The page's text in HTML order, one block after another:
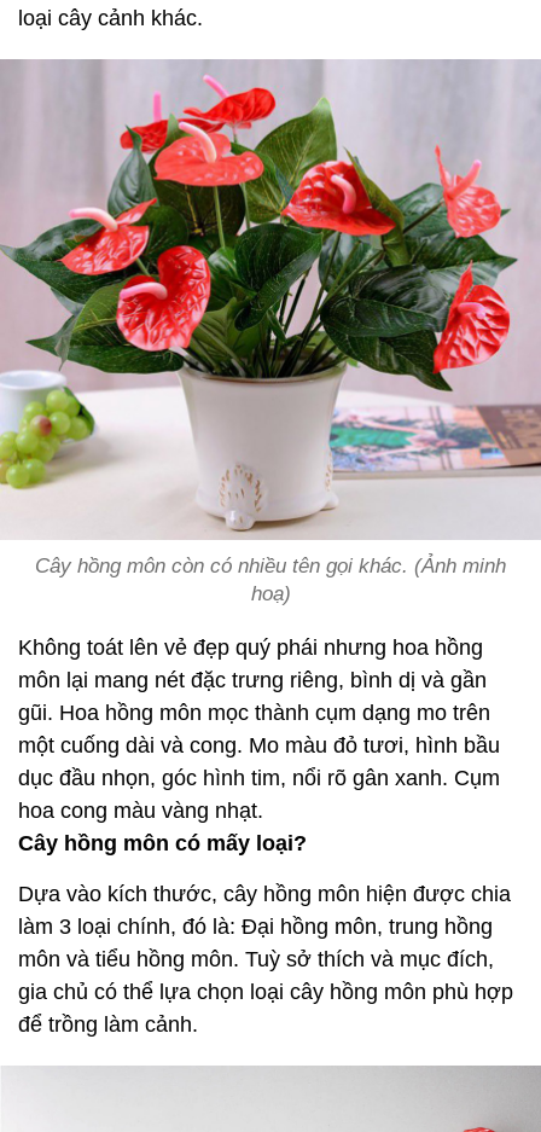
loại cây cảnh khác.
Cây hồng môn còn có nhiều tên gọi khác. (Ảnh minh
hoạ)
Không toát lên vẻ đẹp quý phái nhưng hoa hồng
môn lại mang nét đặc trưng riêng, bình dị và gần
gũi. Hoa hồng môn mọc thành cụm dạng mo trên
một cuống dài và cong. Mo màu đỏ tươi, hình bầu
dục đầu nhọn, góc hình tim, nổi rõ gân xanh. Cụm
hoa cong màu vàng nhạt.
Cây hồng môn có mấy loại?
Dựa vào kích thước, cây hồng môn hiện được chia
làm 3 loại chính, đó là: Đại hồng môn, trung hồng
môn và tiểu hồng môn. Tuỳ sở thích và mục đích,
gia chủ có thể lựa chọn loại cây hồng môn phù hợp
để trồng làm cảnh.